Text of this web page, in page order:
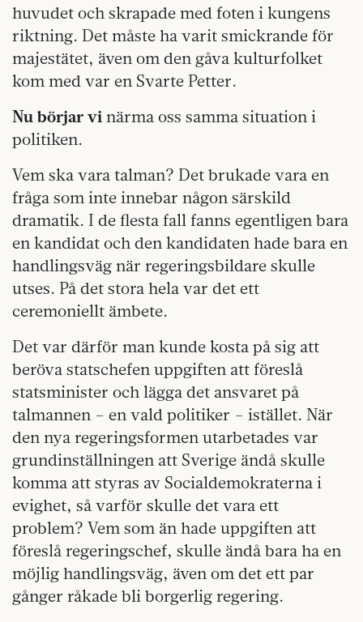
huvudet och skrapade med foten i kungens
riktning. Det måste ha varit smickrande för
majestätet, även om den gåva kulturfolket
kom med var en Svarte Petter.
Nu börjar vi närma oss samma situation i
politiken.
Vem ska vara talman? Det brukade vara en
fråga som inte innebar någon särskild
dramatik. I de flesta fall fanns egentligen bara
en kandidat och den kandidaten hade bara en
handlingsväg när regeringsbildare skulle
utses. På det stora hela var det ett
ceremoniellt ämbete.
Det var därför man kunde kosta på sig att
beröva statschefen uppgiften att föreslå
statsminister och lägga det ansvaret på
talmannen – en vald politiker – istället. När
den nya regeringsformen utarbetades var
grundinställningen att Sverige ändå skulle
komma att styras av Socialdemokraterna i
evighet, så varför skulle det vara ett
problem? Vem som än hade uppgiften att
föreslå regeringschef, skulle ändå bara ha en
möjlig handlingsväg, även om det ett par
gånger råkade bli borgerlig regering.